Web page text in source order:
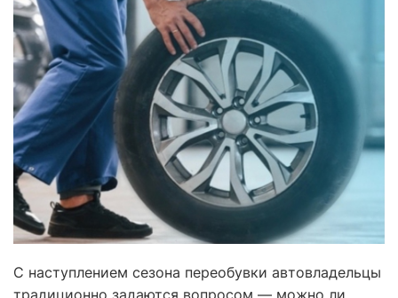
С наступлением сезона переобувки автовладельцы